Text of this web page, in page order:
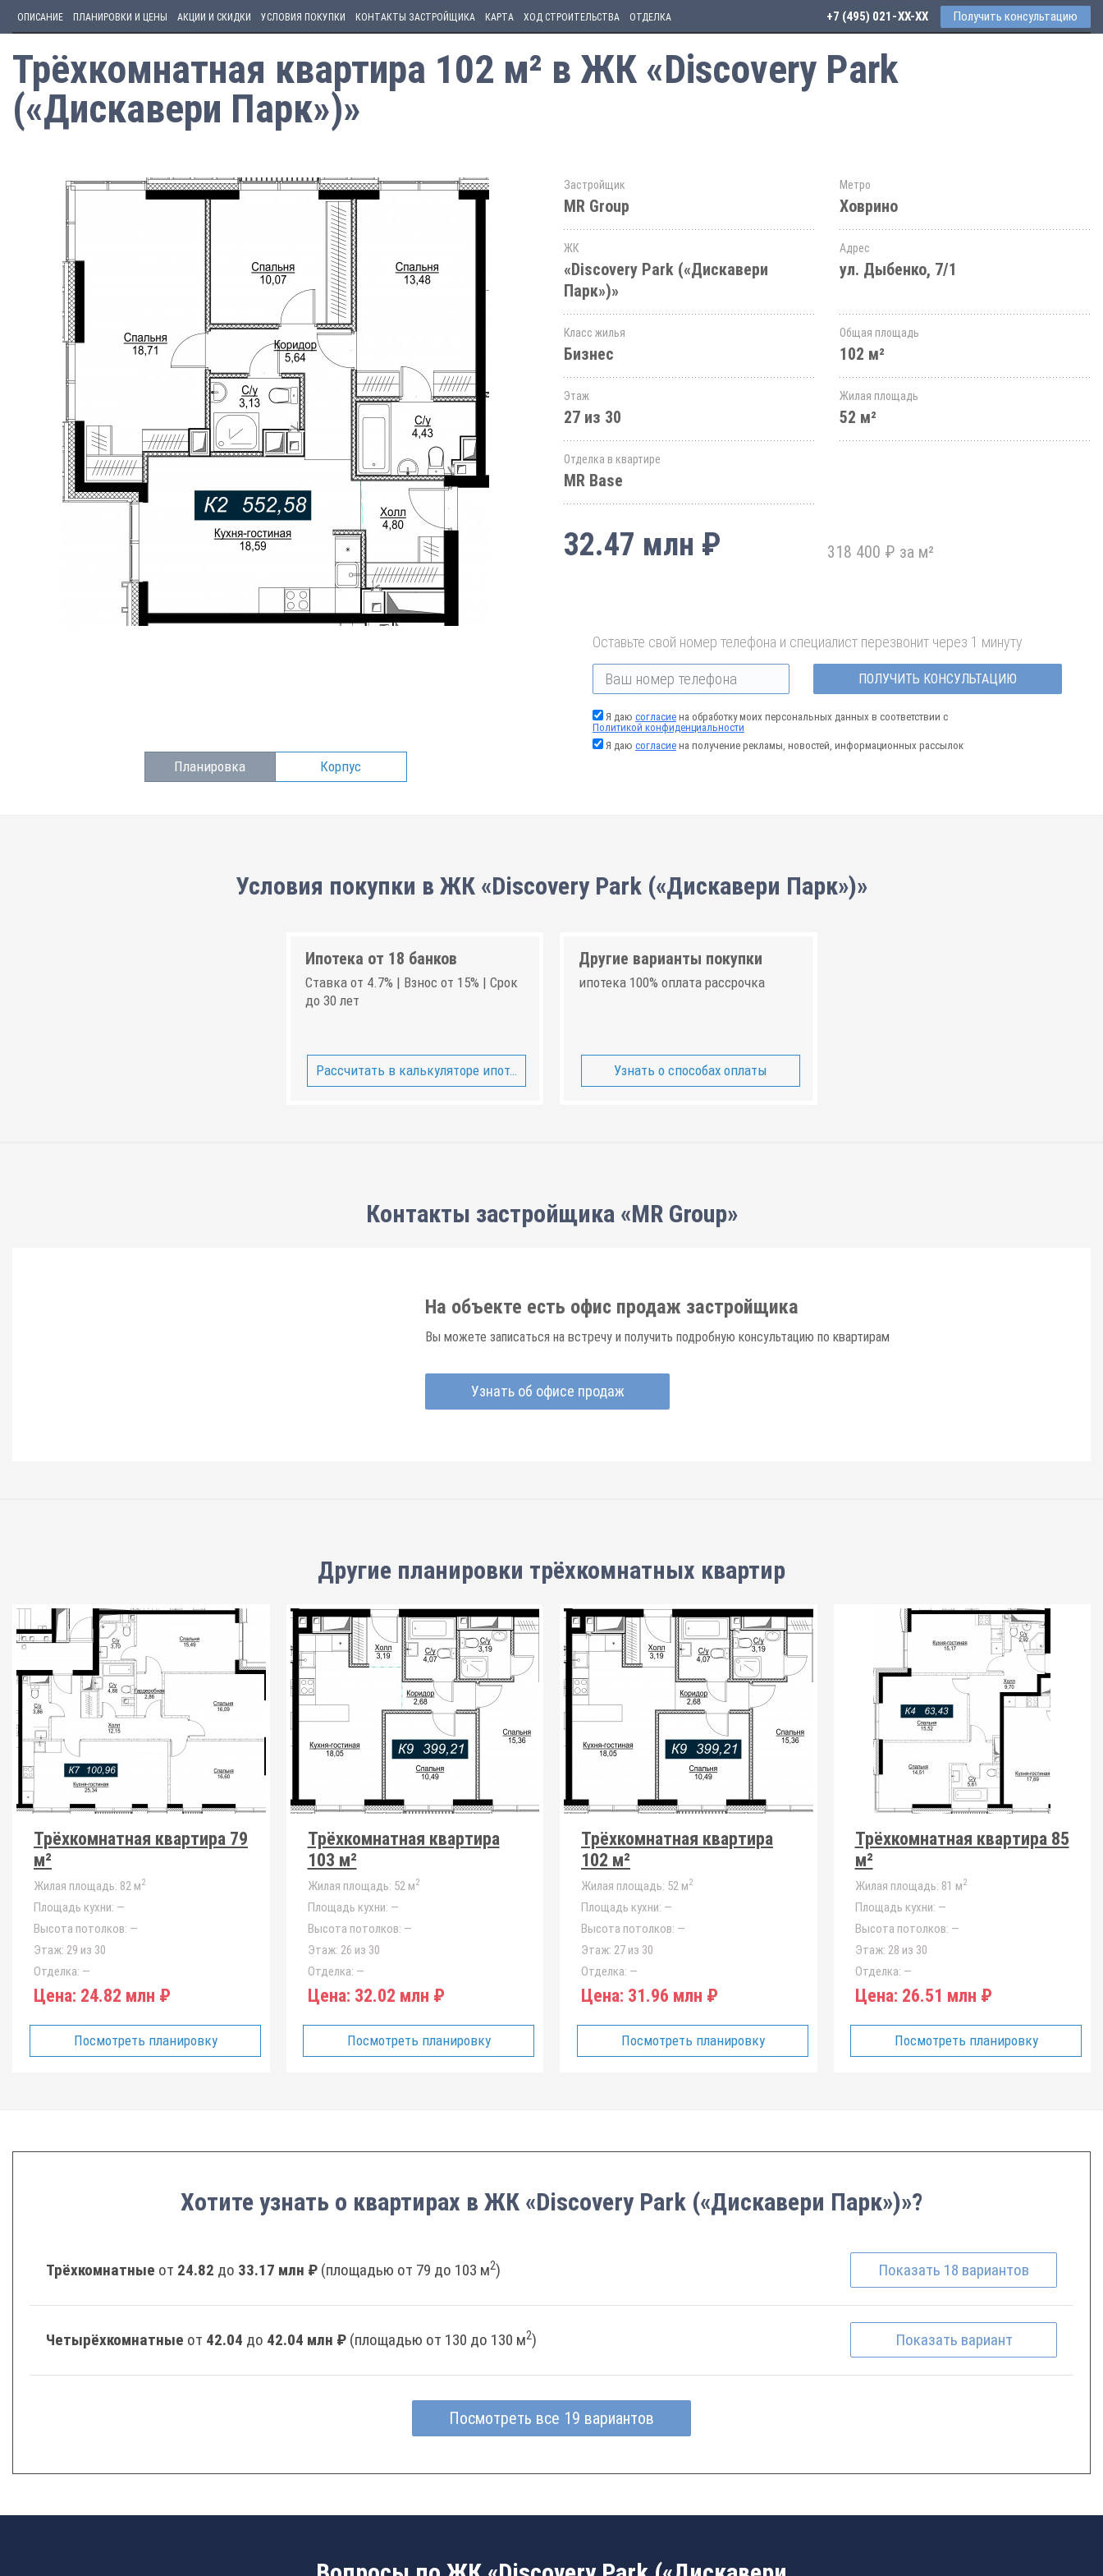
ОПИСАНИЕ ПЛАНИРОВКИ И ЦЕНЫ АКЦИИ И СКИДКИ УСЛОВИЯ ПОКУПКИ КОНТАКТЫ ЗАСТРОЙЩИКА КАРТА ХОД СТРОИТЕЛЬСТВА ОТДЕЛКА +7 (495) 021-41-76 Получить консультацию
Трёхкомнатная квартира 102 м² в ЖК «Discovery Park
(«Дискавери Парк»)»
Планировка Корпус
Застройщик
MR Group
Метро
Ховрино
ЖК
«Discovery Park («Дискавери
Парк»)»
Адрес
ул. Дыбенко, 7/1
Класс жилья
Бизнес
Общая площадь
102 м²
Этаж
27 из 30
Жилая площадь
52 м²
Отделка в квартире
MR Base
32.47 млн ₽ 318 400 ₽ за м²
Оставьте свой номер телефона и специалист перезвонит через 1 минуту
ПОЛУЧИТЬ КОНСУЛЬТАЦИЮ
Я даю согласие на обработку моих персональных данных в соответствии с
Политикой конфиденциальности
Я даю согласие на получение рекламы, новостей, информационных рассылок
Условия покупки в ЖК «Discovery Park («Дискавери Парк»)»
Ипотека от 18 банков
Ставка от 4.7% | Взнос от 15% | Срок
до 30 лет
Рассчитать в калькуляторе ипотеки
Другие варианты покупки
ипотека 100% оплата рассрочка
Узнать о способах оплаты
Контакты застройщика «MR Group»
На объекте есть офис продаж застройщика
Вы можете записаться на встречу и получить подробную консультацию по квартирам
Узнать об офисе продаж
Другие планировки трёхкомнатных квартир
Трёхкомнатная квартира 79
м²
Жилая площадь: 82 м2
Площадь кухни: —
Высота потолков: —
Этаж: 29 из 30
Отделка: —
Цена: 24.82 млн ₽
Посмотреть планировку
Трёхкомнатная квартира
103 м²
Жилая площадь: 52 м2
Площадь кухни: —
Высота потолков: —
Этаж: 26 из 30
Отделка: —
Цена: 32.02 млн ₽
Посмотреть планировку
Трёхкомнатная квартира
102 м²
Жилая площадь: 52 м2
Площадь кухни: —
Высота потолков: —
Этаж: 27 из 30
Отделка: —
Цена: 31.96 млн ₽
Посмотреть планировку
Трёхкомнатная квартира 85
м²
Жилая площадь: 81 м2
Площадь кухни: —
Высота потолков: —
Этаж: 28 из 30
Отделка: —
Цена: 26.51 млн ₽
Посмотреть планировку
Хотите узнать о квартирах в ЖК «Discovery Park («Дискавери Парк»)»?
Трёхкомнатные от 24.82 до 33.17 млн ₽ (площадью от 79 до 103 м2) Показать 18 вариантов
Четырёхкомнатные от 42.04 до 42.04 млн ₽ (площадью от 130 до 130 м2) Показать вариант
Посмотреть все 19 вариантов